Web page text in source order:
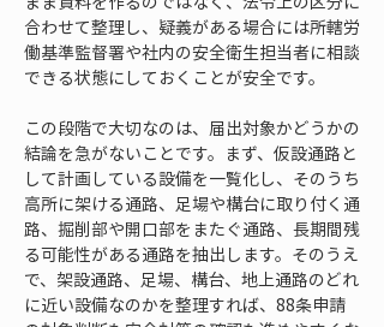
合わせて整理し、疑義がある場合には所轄労
働基準監督署や社内の安全衛生担当者に相談
できる状態にしておくことが安全です。
この段階で大切なのは、届出対象かどうかの
結論を急がないことです。まず、仮設通路と
して計画している設備を一覧化し、そのうち
高所に架ける通路、足場や構台に取り付く通
路、掘削部や開口部をまたぐ通路、長期間残
る可能性がある通路を抽出します。そのうえ
で、架設通路、足場、構台、地上通路のどれ
に近い設備なのかを整理すれば、88条申請